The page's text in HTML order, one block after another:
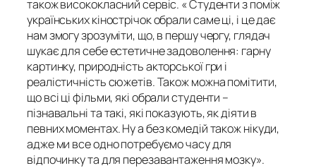
також висококласний сервіс. « Студенти з поміж
українських кінострічок обрали саме ці, і це дає
нам змогу зрозуміти, що, в першу чергу, глядач
шукає для себе естетичне задоволення: гарну
картинку, природність акторської гри і
реалістичність сюжетів. Також можна помітити,
що всі ці фільми, які обрали студенти –
пізнавальні та такі, які показують, як діяти в
певних моментах. Ну а без комедій також нікуди,
адже ми все одно потребуємо часу для
відпочинку та для перезавантаження мозку».